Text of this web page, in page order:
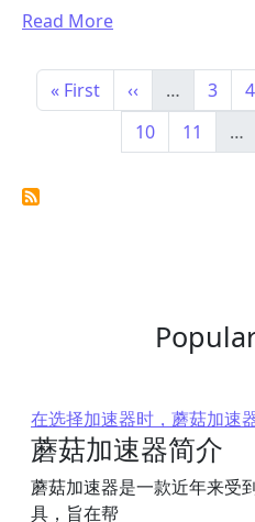
Read More
Pagination
First page
« First Previous page
‹‹ … Page
3 4
Page
10 Page
11 …
在选择加速器时，蘑菇加速
蘑菇加速器简介
蘑菇加速器是一款近年来受
具，旨在帮